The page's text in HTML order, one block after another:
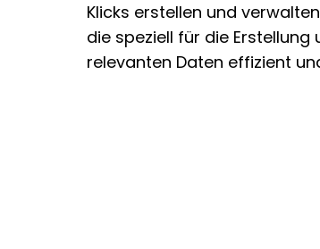
Klicks erstellen und
die speziell für die
relevanten Daten effizient